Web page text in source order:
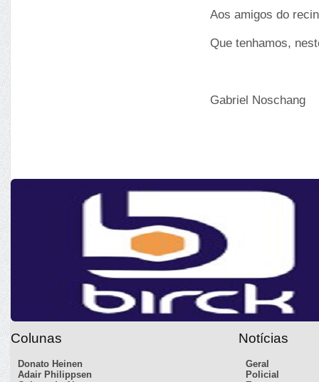
Aos amigos do
Que tenhamos,
Gabriel Noschang
Colunas
Donato Heinen
Adair Philippsen
Notícias
Geral
Policial